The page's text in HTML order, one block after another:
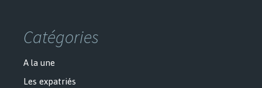
Catégories
A la une
Les expatriés